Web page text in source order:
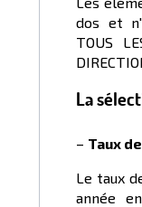
dos et
TOUS
La
– Taux
Le taux
année